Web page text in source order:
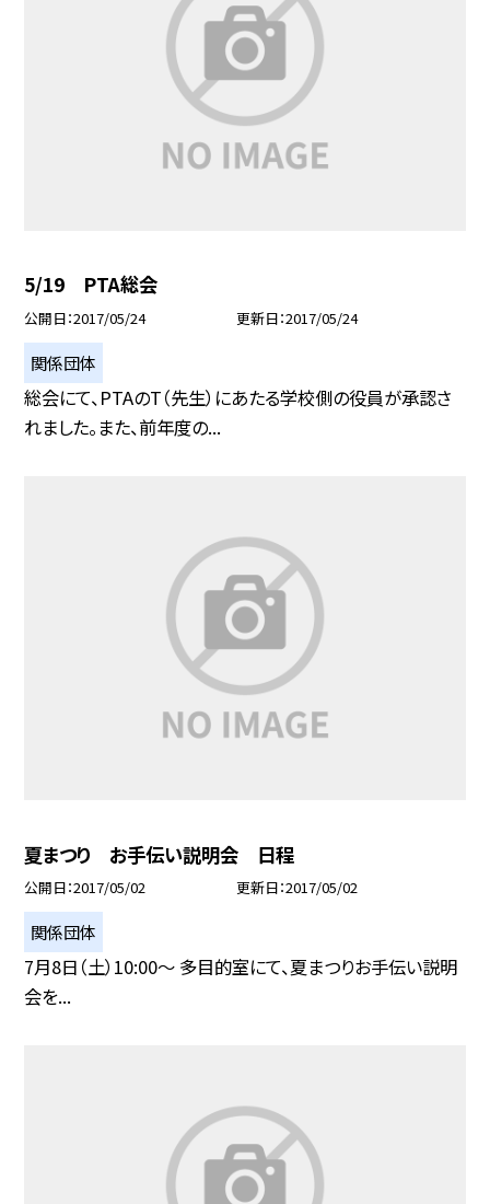
5/19 PTA総会
公開日 2017/05/24 更新日 2017/05/24
関係団体
総会にて、PTAのT（先生）にあたる学校側の役員が承認さ
れました。また、前年度の...
夏まつり お手伝い説明会 日程
公開日 2017/05/02 更新日 2017/05/02
関係団体
7月8日（土）10:00〜 多目的室にて、夏まつりお手伝い説明
会を...